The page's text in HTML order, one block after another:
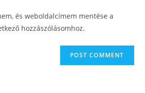
és weboldalcímem mentése a
hozzászólásomhoz.